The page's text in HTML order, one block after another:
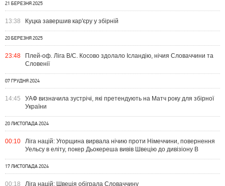
21 БЕРЕЗНЯ 2025
13:38 Куцка завершив кар'єру у збірній
20 БЕРЕЗНЯ 2025
23:48
Плей-оф. Ліга B/C. Косово здолало Ісландію, нічия Словаччини та
Словенії
07 ГРУДНЯ 2024
14:45
УАФ визначила зустрічі, які претендують на Матч року для збірної
України
20 ЛИСТОПАДА 2024
00:10
Ліга націй: Угорщина вирвала нічию проти Німеччини, повернення
Уельсу в еліту, покер Дьокереша вивів Швецію до дивізіону В
17 ЛИСТОПАДА 2024
00:18 Ліга націй: Швеція обіграла Словаччину